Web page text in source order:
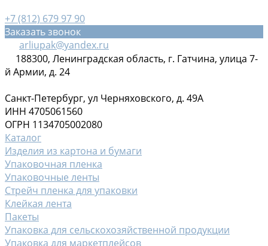
+7 (812) 679 97 90
Заказать звонок
arliupak@yandex.ru
188300, Ленинградская область, г. Гатчина, улица 7-
й Армии, д. 24
Санкт-Петербург, ул Черняховского, д. 49А
ИНН 4705061560
ОГРН 1134705002080
Каталог
Изделия из картона и бумаги
Упаковочная пленка
Упаковочные ленты
Стрейч пленка для упаковки
Клейкая лента
Пакеты
Упаковка для сельскохозяйственной продукции
Упаковка для маркетплейсов